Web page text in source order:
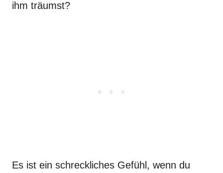
ihm träumst?
Es ist ein schreckliches Gefühl, wenn du